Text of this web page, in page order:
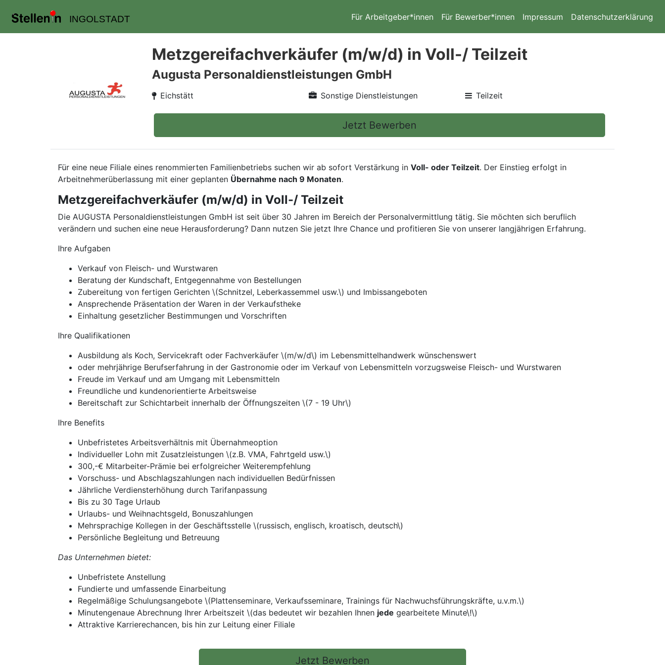
INGOLSTADT Für Arbeitgeber*innen Für Bewerber*innen Impressum Datenschutzerklärung
Metzgereifachverkäufer (m/w/d) in Voll-/ Teilzeit
Augusta Personaldienstleistungen GmbH
Eichstätt Sonstige Dienstleistungen Teilzeit
Jetzt Bewerben
Für eine neue Filiale eines renommierten Familienbetriebs suchen wir ab sofort Verstärkung in Voll- oder Teilzeit. Der Einstieg erfolgt in
Arbeitnehmerüberlassung mit einer geplanten Übernahme nach 9 Monaten.
Metzgereifachverkäufer (m/w/d) in Voll-/ Teilzeit
Die AUGUSTA Personaldienstleistungen GmbH ist seit über 30 Jahren im Bereich der Personalvermittlung tätig. Sie möchten sich beruflich
verändern und suchen eine neue Herausforderung? Dann nutzen Sie jetzt Ihre Chance und profitieren Sie von unserer langjährigen Erfahrung.
Ihre Aufgaben
Verkauf von Fleisch- und Wurstwaren
Beratung der Kundschaft, Entgegennahme von Bestellungen
Zubereitung von fertigen Gerichten \(Schnitzel, Leberkassemmel usw.\) und Imbissangeboten
Ansprechende Präsentation der Waren in der Verkaufstheke
Einhaltung gesetzlicher Bestimmungen und Vorschriften
Ihre Qualifikationen
Ausbildung als Koch, Servicekraft oder Fachverkäufer \(m/w/d\) im Lebensmittelhandwerk wünschenswert
oder mehrjährige Berufserfahrung in der Gastronomie oder im Verkauf von Lebensmitteln vorzugsweise Fleisch- und Wurstwaren
Freude im Verkauf und am Umgang mit Lebensmitteln
Freundliche und kundenorientierte Arbeitsweise
Bereitschaft zur Schichtarbeit innerhalb der Öffnungszeiten \(7 - 19 Uhr\)
Ihre Benefits
Unbefristetes Arbeitsverhältnis mit Übernahmeoption
Individueller Lohn mit Zusatzleistungen \(z.B. VMA, Fahrtgeld usw.\)
300,-€ Mitarbeiter-Prämie bei erfolgreicher Weiterempfehlung
Vorschuss- und Abschlagszahlungen nach individuellen Bedürfnissen
Jährliche Verdiensterhöhung durch Tarifanpassung
Bis zu 30 Tage Urlaub
Urlaubs- und Weihnachtsgeld, Bonuszahlungen
Mehrsprachige Kollegen in der Geschäftsstelle \(russisch, englisch, kroatisch, deutsch\)
Persönliche Begleitung und Betreuung
Das Unternehmen bietet:
Unbefristete Anstellung
Fundierte und umfassende Einarbeitung
Regelmäßige Schulungsangebote \(Plattenseminare, Verkaufsseminare, Trainings für Nachwuchsführungskräfte, u.v.m.\)
Minutengenaue Abrechnung Ihrer Arbeitszeit \(das bedeutet wir bezahlen Ihnen jede gearbeitete Minute\!\)
Attraktive Karrierechancen, bis hin zur Leitung einer Filiale
Jetzt Bewerben